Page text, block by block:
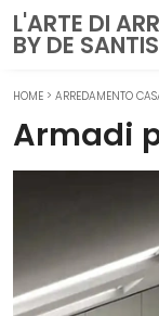
L'ARTE DI
BY DE
HOME > ARREDAMENTO
Armadi